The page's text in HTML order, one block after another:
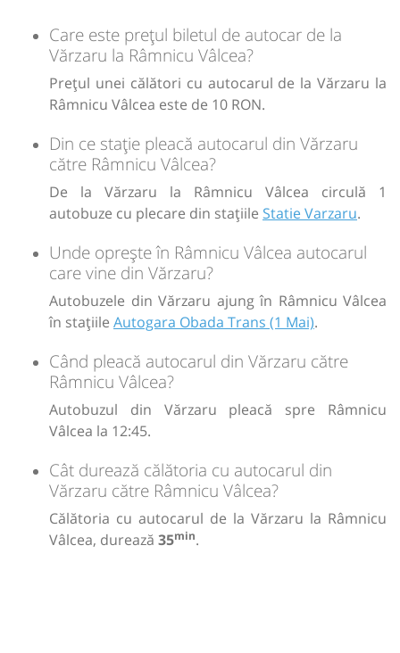
10lei
Care este prețul biletul de autocar de la
Vărzaru la Râmnicu Vâlcea?
Prețul unei călători cu autocarul de la Vărzaru la
Râmnicu Vâlcea este de 10 RON.
Din ce stație pleacă autocarul din Vărzaru
către Râmnicu Vâlcea?
De la Vărzaru la Râmnicu Vâlcea circulă 1
autobuze cu plecare din stațiile Statie Varzaru.
Unde oprește în Râmnicu Vâlcea autocarul
care vine din Vărzaru?
Autobuzele din Vărzaru ajung în Râmnicu Vâlcea
în stațiile Autogara Obada Trans (1 Mai).
Când pleacă autocarul din Vărzaru către
Râmnicu Vâlcea?
Autobuzul din Vărzaru pleacă spre Râmnicu
Vâlcea la 12:45.
Cât durează călătoria cu autocarul din
Vărzaru către Râmnicu Vâlcea?
Călătoria cu autocarul de la Vărzaru la Râmnicu
Vâlcea, durează 35min.